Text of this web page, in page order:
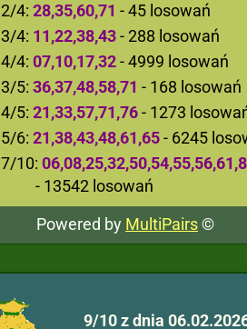
2/4: 28,35,60,71 - 45 losowań
3/4: 11,22,38,43- 288 losowań
4/4: 07,10,17,32- 4999 losowań
3/5: 36,37,48,58,71 - 168 losowań
4/5: 21,33,57,71,76- 1273
5/6: 21,38,43,48,61,65- 6245
7/10:
- 13542 losowań
Powered by MultiPairs©
9/10 z dnia